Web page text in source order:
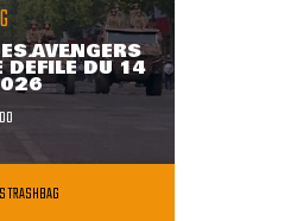
AVENGERS
DÉFILÉ DU 14
TRASHBAG